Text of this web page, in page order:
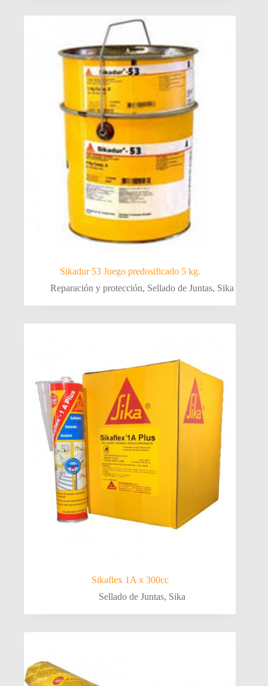
Sikadur 53 Juego predosificado 5 kg.
Reparación y protección, Sellado de Juntas, Sika
Sikaflex 1A x 300cc
Sellado de Juntas, Sika